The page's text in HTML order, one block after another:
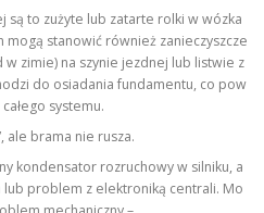
są to zużyte lub zatarte rolki w wózka
mogą stanowić również zanieczyszcze
w zimie) na szynie jezdnej lub listwie z
do osiadania fundamentu, co pow
systemu.
ale brama nie rusza.
kondensator rozruchowy w silniku, a
lub problem z elektroniką centrali. Mo